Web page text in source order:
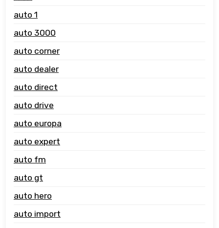
auto 1
auto 3000
auto corner
auto dealer
auto direct
auto drive
auto europa
auto expert
auto fm
auto gt
auto hero
auto import